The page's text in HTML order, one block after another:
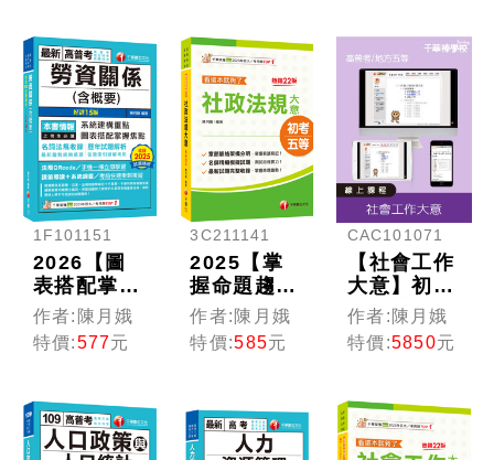
經濟部／中
鋼／台酒／
北捷／高考
／警察）
地方特考／
各類特考）
特考／各類
特考）
1F101151
2026【圖
表搭配掌握
焦點】勞資
關係(含概
要)〔十五
考／地方特
考／各類特
考）
作者:陳月娥
特價:577元
3C211141
2025【掌
握命題趨
勢】[初等
考試]社政
法規大意看
等考試〕
作者:陳月娥
特價:585元
CAC101071
【社會工作
大意】初
考/地方五
等(線上版)
作者:陳月娥
特價:5850元